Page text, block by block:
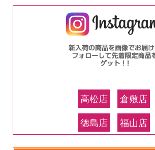
高松店
倉敷店
徳島店
福山店